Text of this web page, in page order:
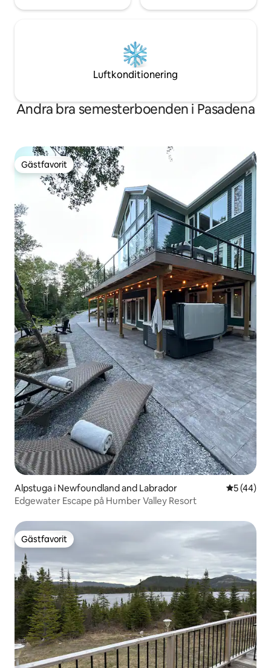
Luftkonditionering
Andra bra semesterboenden i Pasadena
Gästfavorit
Gästfavorit
Alpstuga i Newfoundland and Labrador 5 av 5 i
5 (44)
Edgewater Escape på Humber Valley Resort
Gästfavorit
Gästfavorit